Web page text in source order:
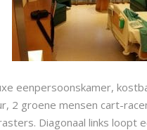
eenpersoonskamer,
2 groene mensen cart-
Diagonaal links